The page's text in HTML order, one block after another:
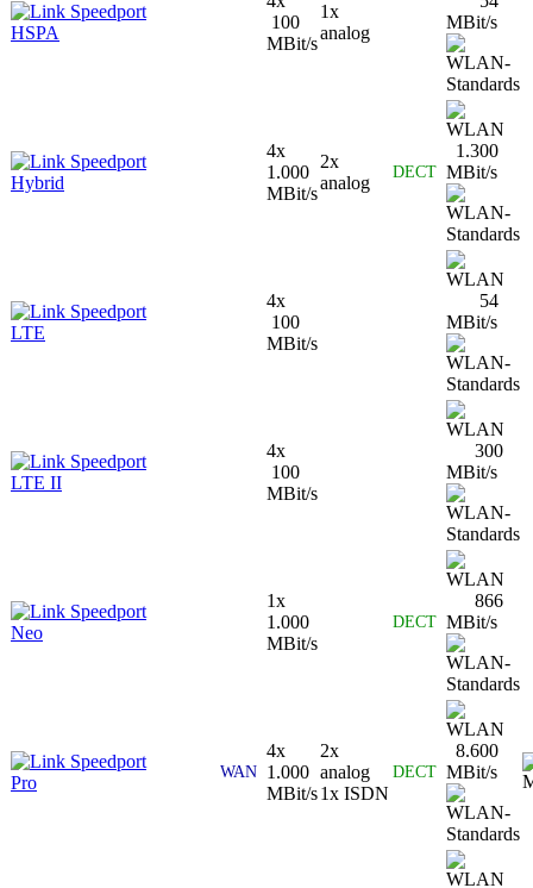
Speedport
HSPA
100
MBit/s
1x
analog
MBit/s
Speedport
Hybrid
4x
1.000
MBit/s
2x
analog
DECT
1.300
MBit/s
Speedport
LTE
4x
100
MBit/s
54
MBit/s
Speedport
LTE II
4x
100
MBit/s
300
MBit/s
Speedport
Neo
1x
1.000
MBit/s
DECT
866
MBit/s
Speedport
Pro
WAN
4x
1.000
MBit/s
2x
analog
1x ISDN
DECT
8.600
MBit/s